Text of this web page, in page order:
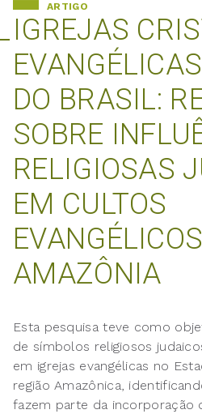
IGREJAS
DO BRASIL:
SOBRE
RELIGIOSAS
EM CULTOS
AMAZÔNIA
ARTIGO
Esta pesquisa teve como
de símbolos religiosos
em igrejas evangélicas no
região Amazônica,
fazem parte da incorporação